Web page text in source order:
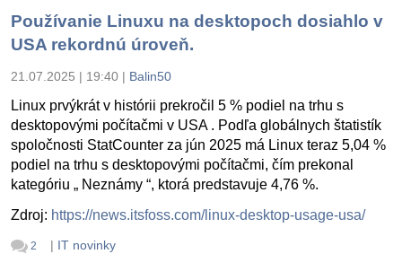
Používanie Linuxu na desktopoch dosiahlo v
USA rekordnú úroveň.
21.07.2025 | 19:40 | Balin50
Linux prvýkrát v histórii prekročil 5 % podiel na trhu s
desktopovými počítačmi v USA . Podľa globálnych štatistík
spoločnosti StatCounter za jún 2025 má Linux teraz 5,04 %
podiel na trhu s desktopovými počítačmi, čím prekonal
kategóriu „ Neznámy “, ktorá predstavuje 4,76 %.
Zdroj: https://news.itsfoss.com/linux-desktop-usage-usa/
2 | IT novinky